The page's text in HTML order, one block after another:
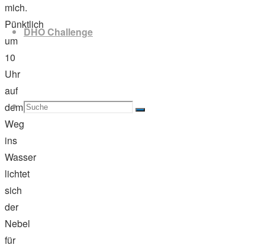
DHO Challenge
Suche
Suchen
nach:
Suche
mich.
Pünktlich
um
10
Uhr
auf
dem
Weg
ins
Wasser
lichtet
sich
der
Nebel
für